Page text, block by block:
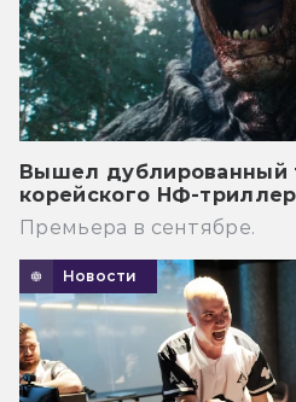
Вышел дублированный
корейского НФ-
Премьера в сентябре.
Новости